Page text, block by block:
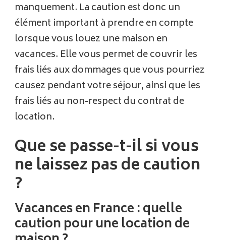
manquement. La caution est donc un
élément important à prendre en compte
lorsque vous louez une maison en
vacances. Elle vous permet de couvrir les
frais liés aux dommages que vous pourriez
causez pendant votre séjour, ainsi que les
frais liés au non-respect du contrat de
location.
Que se passe-t-il si vous
ne laissez pas de caution
?
Vacances en France : quelle
caution pour une location de